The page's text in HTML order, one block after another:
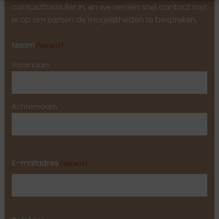
contactformulier in, en we nemen snel contact met
je op om samen de mogelijkheden te bespreken.
Naam (Vereist)
Voornaam
Achternaam
E-mailadres (Vereist)